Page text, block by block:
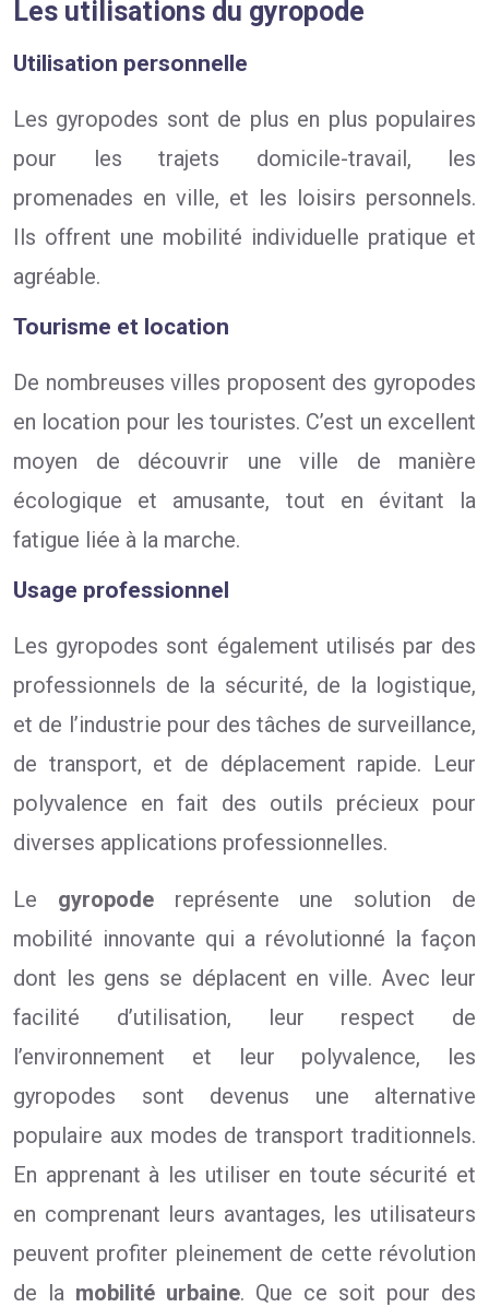
Les utilisations du gyropode
Utilisation personnelle
Les gyropodes sont de plus en plus populaires
pour les trajets domicile-travail, les
promenades en ville, et les loisirs personnels.
Ils offrent une mobilité individuelle pratique et
agréable.
Tourisme et location
De nombreuses villes proposent des gyropodes
en location pour les touristes. C’est un excellent
moyen de découvrir une ville de manière
écologique et amusante, tout en évitant la
fatigue liée à la marche.
Usage professionnel
Les gyropodes sont également utilisés par des
professionnels de la sécurité, de la logistique,
et de l’industrie pour des tâches de surveillance,
de transport, et de déplacement rapide. Leur
polyvalence en fait des outils précieux pour
diverses applications professionnelles.
Le gyropode représente une solution de
mobilité innovante qui a révolutionné la façon
dont les gens se déplacent en ville. Avec leur
facilité d’utilisation, leur respect de
l’environnement et leur polyvalence, les
gyropodes sont devenus une alternative
populaire aux modes de transport traditionnels.
En apprenant à les utiliser en toute sécurité et
en comprenant leurs avantages, les utilisateurs
peuvent profiter pleinement de cette révolution
de la mobilité urbaine. Que ce soit pour des